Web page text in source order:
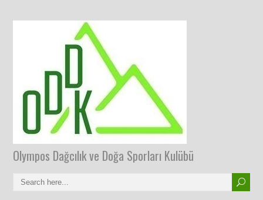
Olympos Dağcılık ve Doğa Sporları Kulübü